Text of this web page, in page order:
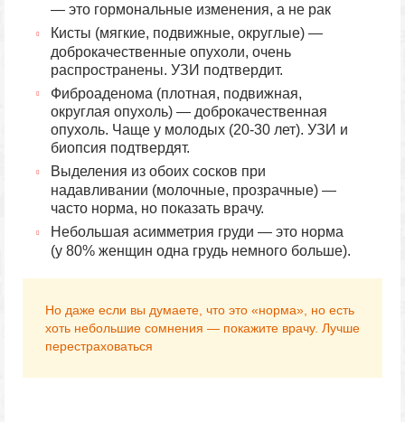
— это гормональные изменения, а не рак
Кисты (мягкие, подвижные, округлые) —
доброкачественные опухоли, очень
распространены. УЗИ подтвердит.
Фиброаденома (плотная, подвижная,
округлая опухоль) — доброкачественная
опухоль. Чаще у молодых (20-30 лет). УЗИ и
биопсия подтвердят.
Выделения из обоих сосков при
надавливании (молочные, прозрачные) —
часто норма, но показать врачу.
Небольшая асимметрия груди — это норма
(у 80% женщин одна грудь немного больше).
Но даже если вы думаете, что это «норма», но есть
хоть небольшие сомнения — покажите врачу. Лучше
перестраховаться